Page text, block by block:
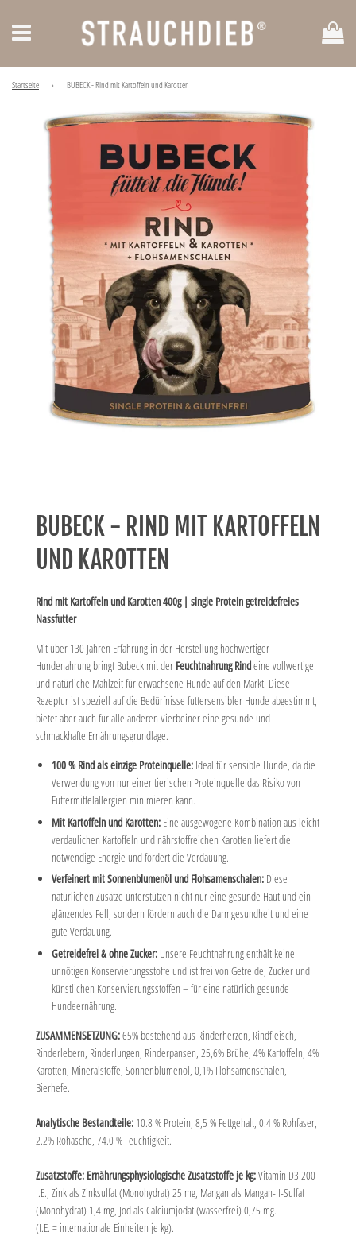
Startseite › BUBECK - Rind mit Kartoffeln und Karotten
BUBECK - RIND MIT KARTOFFELN
UND KAROTTEN
Rind mit Kartoffeln und Karotten 400g | single Protein getreidefreies
Nassfutter
Mit über 130 Jahren Erfahrung in der Herstellung hochwertiger
Hundenahrung bringt Bubeck mit der Feuchtnahrung Rindeine vollwertige
und natürliche Mahlzeit für erwachsene Hunde auf den Markt. Diese
Rezeptur ist speziell auf die Bedürfnisse futtersensibler Hunde abgestimmt,
bietet aber auch für alle anderen Vierbeiner eine gesunde und
schmackhafte Ernährungsgrundlage.
100 % Rind als einzige Proteinquelle: Ideal für sensible Hunde, da die
Verwendung von nur einer tierischen Proteinquelle das Risiko von
Futtermittelallergien minimieren kann.
Mit Kartoffeln und Karotten: Eine ausgewogene Kombination aus leicht
verdaulichen Kartoffeln und nährstoffreichen Karotten liefert die
notwendige Energie und fördert die Verdauung.
Verfeinert mit Sonnenblumenöl und Flohsamenschalen: Diese
natürlichen Zusätze unterstützen nicht nur eine gesunde Haut und ein
glänzendes Fell, sondern fördern auch die Darmgesundheit und eine
gute Verdauung.
Getreidefrei & ohne Zucker: Unsere Feuchtnahrung enthält keine
unnötigen Konservierungsstoffe und ist frei von Getreide, Zucker und
künstlichen Konservierungsstoffen – für eine natürlich gesunde
Hundeernährung.
ZUSAMMENSETZUNG:65% bestehend aus Rinderherzen, Rindfleisch,
Rinderlebern, Rinderlungen, Rinderpansen, 25,6% Brühe, 4% Kartoffeln, 4%
Karotten, Mineralstoffe, Sonnenblumenöl, 0,1% Flohsamenschalen,
Bierhefe.
Analytische Bestandteile: 10.8 % Protein, 8,5 % Fettgehalt, 0.4 % Rohfaser,
2.2% Rohasche, 74.0 % Feuchtigkeit.
Zusatzstoffe: Ernährungsphysiologische Zusatzstoffe je kg:Vitamin D3 200
I.E., Zink als Zinksulfat (Monohydrat) 25 mg, Mangan als Mangan-II-Sulfat
(Monohydrat) 1,4 mg, Jod als Calciumjodat (wasserfrei) 0,75 mg.
(I.E. = internationale Einheiten je kg).